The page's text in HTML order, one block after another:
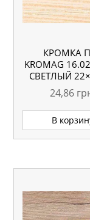
КРОМКА
KROMAG
СВЕТЛЫЙ
24,86
В